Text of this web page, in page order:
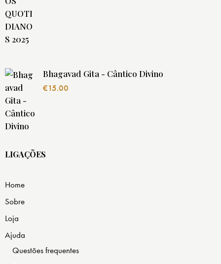
Bhagavad Gita - Cântico Divino
€15.00
LIGAÇÕES
Home
Sobre
Loja
Ajuda
Questões frequentes